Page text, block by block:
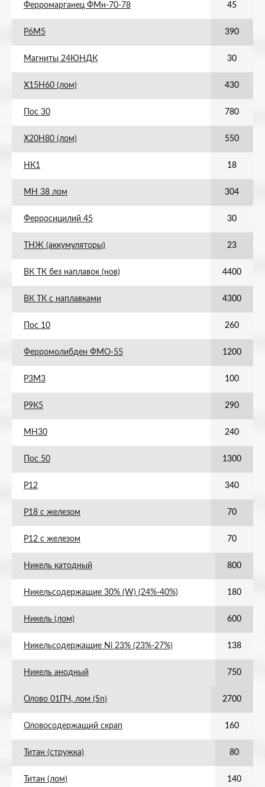
Ферромарганец ФМн-70-78 45
Р6М5 390
Магниты 24ЮНДК 30
Х15Н60 (лом) 430
Пос 30 780
Х20Н80 (лом) 550
НК1 18
МН 38 лом 304
Ферросицилий 45 30
ТНЖ (аккумуляторы) 23
ВК ТК без наплавок (нов) 4400
ВК ТК с наплавками 4300
Пос 10 260
Ферромолибден ФМО-55 1200
Р3М3 100
Р9К5 290
МН30 240
Пос 50 1300
Р12 340
Р18 с железом 70
Р12 с железом 70
Никель катодный 800
Никельсодержащие 30% (W) (24%-40%) 180
Никель (лом) 600
Никельсодержащие Ni 23% (23%-27%) 138
Никель анодный 750
Олово 01ПЧ, лом (Sn) 2700
Оловосодержащий скрап 160
Титан (стружка) 80
Титан (лом) 140